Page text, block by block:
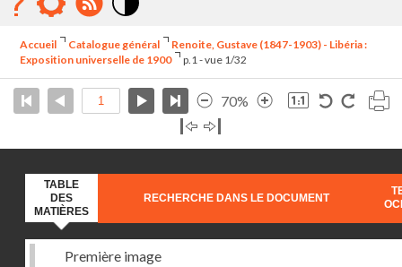
élévé
Accueil Catalogue général
Renoite, Gustave (1847-1903) - Libéria :
Exposition universelle de 1900
p.1 - vue 1/32
70%
TABLE
DES
MATIÈRES
RECHERCHE DANS LE DOCUMENT
Première image